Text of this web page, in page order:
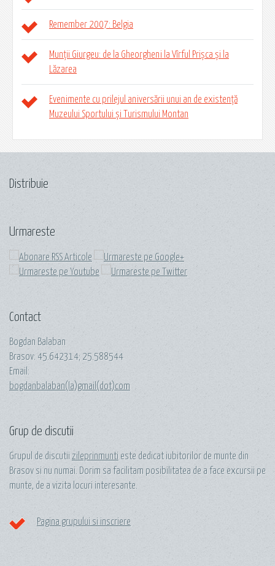
Remember 2007: Belgia
Munții Giurgeu: de la Gheorgheni la Vîrful Prișca și la
Lăzarea
Evenimente cu prilejul aniversării unui an de existență
Muzeului Sportului și Turismului Montan
Distribuie
Urmareste
Contact
Bogdan Balaban
Brasov: 45.642314; 25.588544
Email:
bogdanbalaban(la)gmail(dot)com
Grup de discutii
Grupul de discutii zileprinmunti este dedicat iubitorilor de munte din
Brasov si nu numai. Dorim sa facilitam posibilitatea de a face excursii pe
munte, de a vizita locuri interesante.
Pagina grupului si inscriere